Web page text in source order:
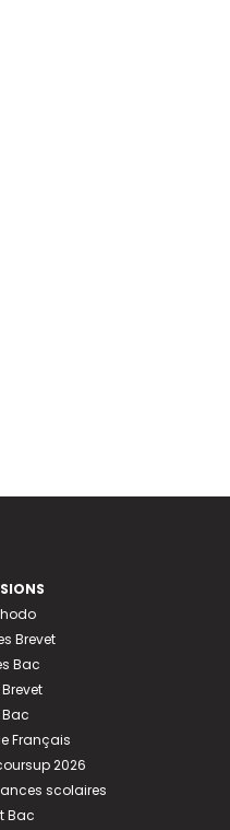
Brevet
Bac
Français
2026
scolaires
Bac